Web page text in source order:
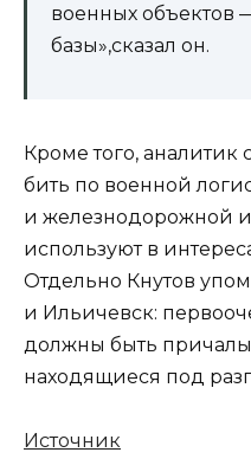
военных объектов
базы»,сказал он.
Кроме того, аналитик
бить по военной
и железнодорожной
используют в
Отдельно Кнутов
и Ильичевск:
должны быть
находящиеся под
Источник